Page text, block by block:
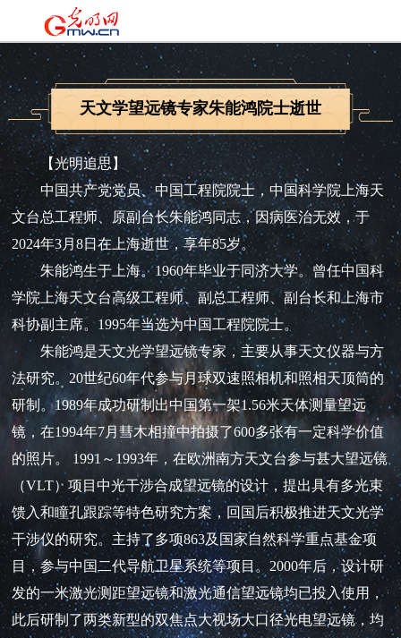
天文学望远镜专家朱能鸿院士逝世
【光明追思】
中国共产党党员、中国工程院院士，中国科学院上海天
文台总工程师、原副台长朱能鸿同志，因病医治无效，于
2024年3月8日在上海逝世，享年85岁。
朱能鸿生于上海。1960年毕业于同济大学。曾任中国科
学院上海天文台高级工程师、副总工程师、副台长和上海市
科协副主席。1995年当选为中国工程院院士。
朱能鸿是天文光学望远镜专家，主要从事天文仪器与方
法研究。20世纪60年代参与月球双速照相机和照相天顶筒的
研制。1989年成功研制出中国第一架1.56米天体测量望远
镜，在1994年7月彗木相撞中拍摄了600多张有一定科学价值
的照片。 1991～1993年，在欧洲南方天文台参与甚大望远镜
（VLT）项目中光干涉合成望远镜的设计，提出具有多光束
馈入和瞳孔跟踪等特色研究方案，回国后积极推进天文光学
干涉仪的研究。主持了多项863及国家自然科学重点基金项
目，参与中国二代导航卫星系统等项目。2000年后，设计研
发的一米激光测距望远镜和激光通信望远镜均已投入使用，
此后研制了两类新型的双焦点大视场大口径光电望远镜，均